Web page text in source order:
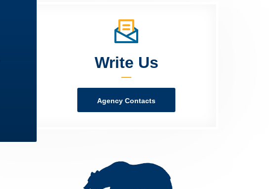
Write Us
Agency Contacts